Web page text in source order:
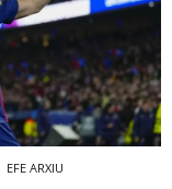
EFE ARXIU